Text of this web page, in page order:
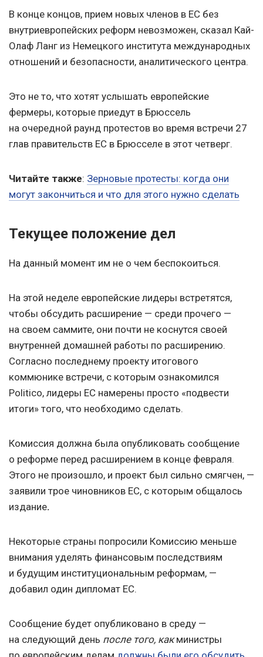
В конце концов, прием новых членов в ЕС без
внутриевропейских реформ невозможен, сказал Кай-
Олаф Ланг из Немецкого института международных
отношений и безопасности, аналитического центра.
Это не то, что хотят услышать европейские
фермеры, которые приедут в Брюссель
на очередной раунд протестов во время встречи 27
глав правительств ЕС в Брюсселе в этот четверг.
Читайте также: Зерновые протесты: когда они
могут закончиться и что для этого нужно сделать
Текущее положение дел
На данный момент им не о чем беспокоиться.
На этой неделе европейские лидеры встретятся,
чтобы обсудить расширение — среди прочего —
на своем саммите, они почти не коснутся своей
внутренней домашней работы по расширению.
Согласно последнему проекту итогового
коммюнике встречи, с которым ознакомился
Politico, лидеры ЕС намерены просто «подвести
итоги» того, что необходимо сделать.
Комиссия должна была опубликовать сообщение
о реформе перед расширением в конце февраля.
Этого не произошло, и проект был сильно смягчен, —
заявили трое чиновников ЕС, с которым общалось
издание.
Некоторые страны попросили Комиссию меньше
внимания уделять финансовым последствиям
и будущим институциональным реформам, —
добавил один дипломат ЕС.
Сообщение будет опубликовано в среду —
на следующий день после того, какминистры